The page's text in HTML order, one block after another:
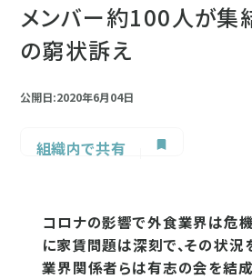
メンバー約100人が集
の窮状訴え
公開日:2020年6月04日
組織内で共有
コロナの影響で外食業界は危
に家賃問題は深刻で、その状況
業界関係者らは有志の会を結成